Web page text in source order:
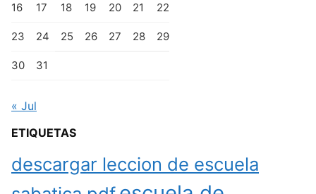
16 17 18 19 20 21 22
23 24 25 26 27 28 29
30 31
« Jul
ETIQUETAS
descargar leccion de escuela